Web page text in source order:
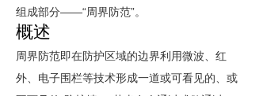
组成部分——“周界防范”。
概述
周界防范即在防护区域的边界利用微波、红
外、电子围栏等技术形成一道或可看见的、或